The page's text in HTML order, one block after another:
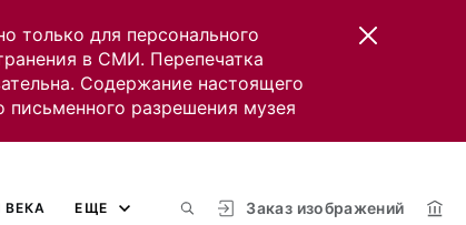
только для персонального
в СМИ. Перепечатка
Содержание настоящего
разрешения музея
Заказ изображений
ВЕКА ЕЩЕ